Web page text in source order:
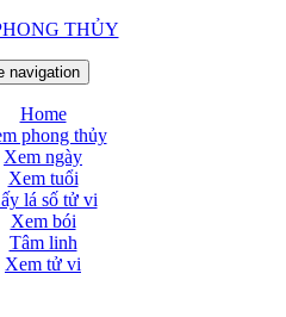
THỦY
navigation
Home
phong thủy
Xem ngày
Xem tuổi
lá số tử vi
Xem bói
Tâm linh
Xem tử vi